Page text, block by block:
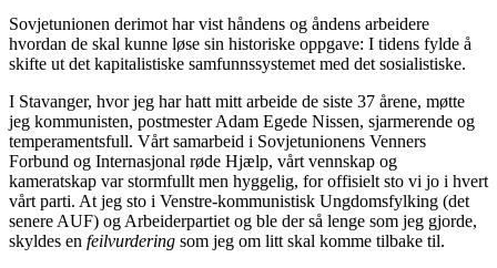
Sovjetunionen derimot har vist håndens og åndens arbeidere
hvordan de skal kunne løse sin historiske oppgave: I tidens fylde å
skifte ut det kapitalistiske samfunnssystemet med det sosialistiske.
I Stavanger, hvor jeg har hatt mitt arbeide de siste 37 årene, møtte
jeg kommunisten, postmester Adam Egede Nissen, sjarmerende og
temperamentsfull. Vårt samarbeid i Sovjetunionens Venners
Forbund og Internasjonal røde Hjælp, vårt vennskap og
kameratskap var stormfullt men hyggelig, for offisielt sto vi jo i hvert
vårt parti. At jeg sto i Venstre-kommunistisk Ungdomsfylking (det
senere AUF) og Arbeiderpartiet og ble der så lenge som jeg gjorde,
skyldes en feilvurdering som jeg om litt skal komme tilbake til.